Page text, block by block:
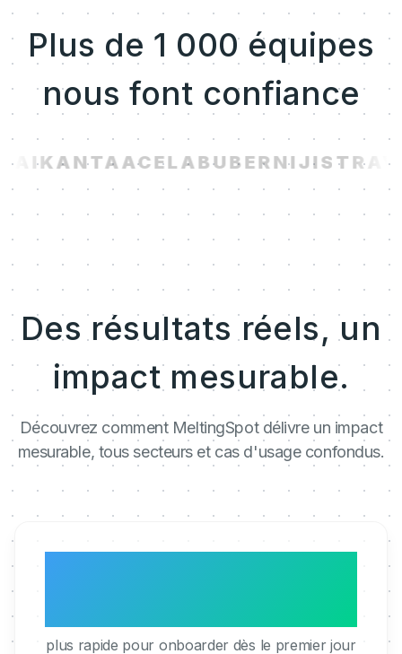
Plus de 1 000 équipes
nous font confiance
KANTAACELABUBERNIJI
Des résultats réels, un
impact mesurable.
Découvrez comment MeltingSpot délivre un impact
mesurable, tous secteurs et cas d'usage confondus.
plus rapide pour onboarder dès le premier jour